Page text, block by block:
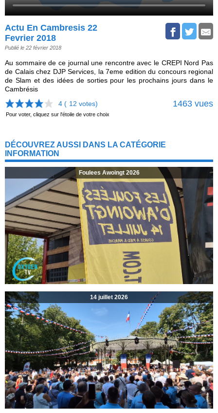
Actu En Cambresis 22
Fevrier 2018
Publié le 22 février 2018
Au sommaire de ce journal une rencontre avec le CREPI Nord Pas
de Calais chez DJP Services, la 7eme edition du concours regional
de Slam et des idées de sorties pour les prochains jours dans le
Cambrésis
4 ( 12 votes) 1463 vues
Pour voter, cliquez sur l'étoile de votre choix
DÉCOUVREZ AUSSI DANS LA CATÉGORIE
INFORMATION
Foulees Awoingt 2026
14 juillet 2026